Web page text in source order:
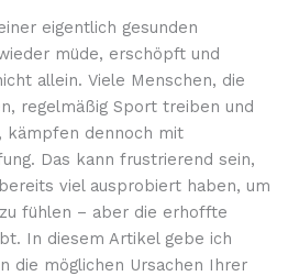
eigentlich gesunden
müde, erschöpft und
allein. Viele Menschen, die
regelmäßig Sport treiben und
kämpfen dennoch mit
Das kann frustrierend sein,
viel ausprobiert haben, um
fühlen – aber die erhoffte
In diesem Artikel gebe ich
die möglichen Ursachen Ihrer